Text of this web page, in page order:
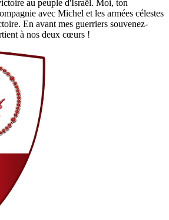
au peuple d'Israël. Moi, ton
avec Michel et les armées célestes
En avant mes guerriers souvenez-
à nos deux cœurs !